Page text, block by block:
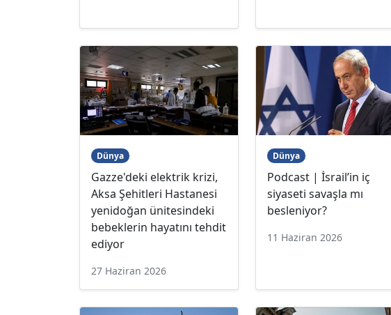
Dünya
Gazze'deki elektrik krizi,
Aksa Şehitleri Hastanesi
yenidoğan ünitesindeki
bebeklerin hayatını tehdit
ediyor
27 Haziran 2026
Dünya
Podcast | İsrail’in iç
siyaseti savaşla mı
besleniyor?
11 Haziran 2026